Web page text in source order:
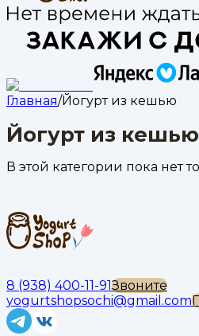
Главная/Йогурт из кешью
Йогурт из кешью
В этой категории пока нет
8 (938) 400-11-91Звоните
yogurtshopsochi@gmail.com